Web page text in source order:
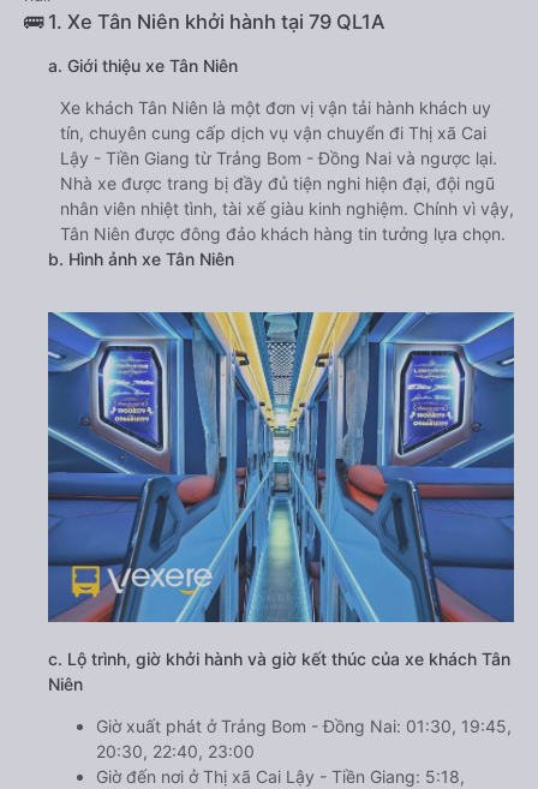
🚌 1. Xe Tân Niên khởi hành tại 79 QL1A
a. Giới thiệu xe Tân Niên
Xe khách Tân Niên là một đơn vị vận tải hành khách uy
tín, chuyên cung cấp dịch vụ vận chuyển đi Thị xã Cai
Lậy - Tiền Giang từ Trảng Bom - Đồng Nai và ngược lại.
Nhà xe được trang bị đầy đủ tiện nghi hiện đại, đội ngũ
nhân viên nhiệt tình, tài xế giàu kinh nghiệm. Chính vì vậy,
Tân Niên được đông đảo khách hàng tin tưởng lựa chọn.
b. Hình ảnh xe Tân Niên
c. Lộ trình, giờ khởi hành và giờ kết thúc của xe khách Tân
Niên
Giờ xuất phát ở Trảng Bom - Đồng Nai: 01:30, 19:45,
20:30, 22:40, 23:00
Giờ đến nơi ở Thị xã Cai Lậy - Tiền Giang: 5:18,